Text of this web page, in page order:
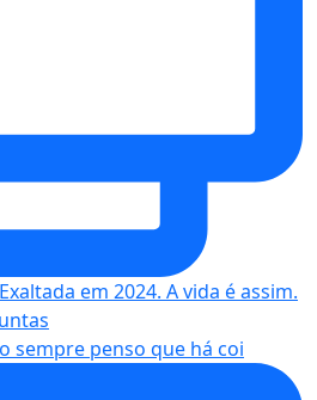
sempre penso que há coi